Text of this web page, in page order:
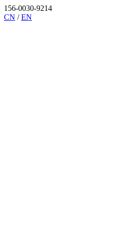
156-0030-9214
CN /EN